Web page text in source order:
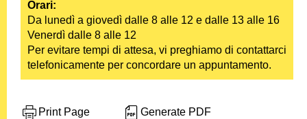
Orari:
Da lunedì a giovedì dalle 8 alle 12 e dalle 13 alle 16
Venerdì dalle 8 alle 12
Per evitare tempi di attesa, vi preghiamo di contattarci
telefonicamente per concordare un appuntamento.
Print Page
Generate PDF